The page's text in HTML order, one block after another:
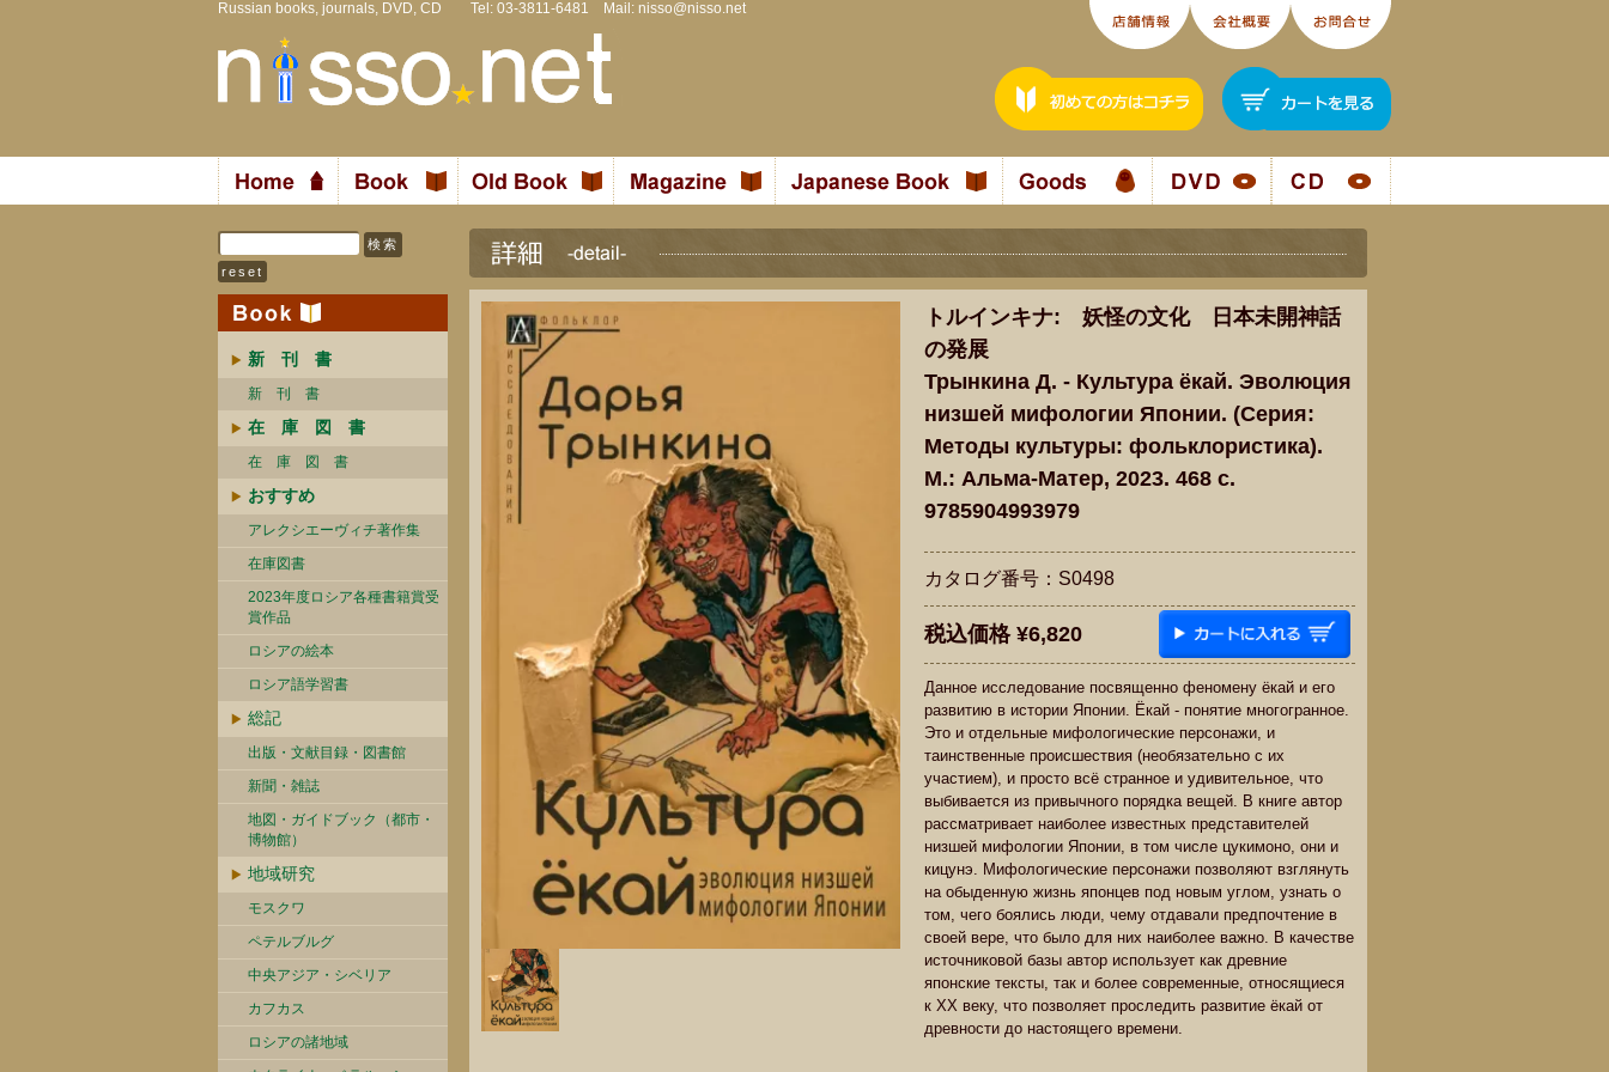
Russian books, journals, DVD, CD Tel: 03-3811-6481 Mail: nisso@nisso.net
新 刊 書
新 刊 書
在 庫 図 書
在 庫 図 書
おすすめ
アレクシエーヴィチ著作集
在庫図書
2023年度ロシア各種書籍賞受
賞作品
ロシアの絵本
ロシア語学習書
総記
出版・文献目録・図書館
新聞・雑誌
地図・ガイドブック（都市・
博物館）
地域研究
モスクワ
ペテルブルグ
中央アジア・シベリア
カフカス
ロシアの諸地域
トルインキナ: 妖怪の文化 日本未開神話
の発展
Трынкина Д. - Культура ёкай. Эволюция
низшей мифологии Японии. (Серия:
Методы культуры: фольклористика).
М.: Альма-Матер, 2023. 468 c.
9785904993979
カタログ番号：S0498
税込価格 ¥6,820
Данное исследование посвященно феномену ёкай и его
развитию в истории Японии. Ёкай - понятие многогранное.
Это и отдельные мифологические персонажи, и
таинственные происшествия (необязательно с их
участием), и просто всё странное и удивительное, что
выбивается из привычного порядка вещей. В книге автор
рассматривает наиболее известных представителей
низшей мифологии Японии, в том числе цукимоно, oни и
кицунэ. Мифологические персонажи позволяют взглянуть
на обыденную жизнь японцев под новым углом, узнать о
том, чего боялись люди, чему отдавали предпочтение в
своей вере, что было для них наиболее важно. В качестве
источниковой базы автор использует как древние
японские тексты, так и более современные, относящиеся
к XX веку, что позволяет проследить развитие ёкай от
древности до настоящего времени.